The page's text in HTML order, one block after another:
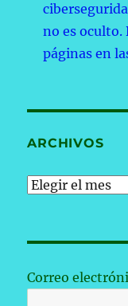
no es oculto.
páginas en
ARCHIVOS
Archivos
Correo